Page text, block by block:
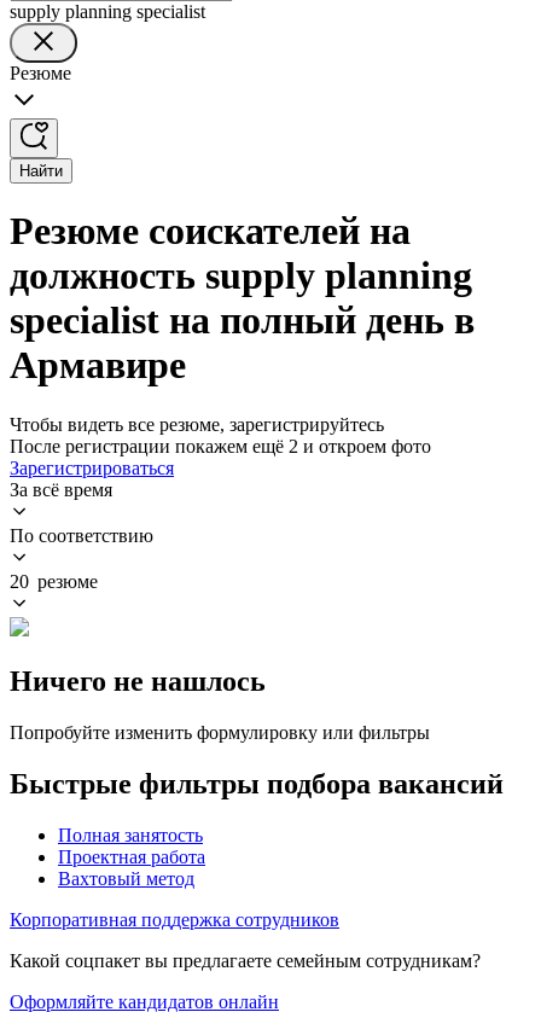
supply planning specialist
Резюме
Найти
Резюме соискателей на
должность supply planning
specialist на полный день в
Армавире
Чтобы видеть все резюме, зарегистрируйтесь
После регистрации покажем ещё 2 и откроем фото
Зарегистрироваться
За всё время
По соответствию
20 резюме
Ничего не нашлось
Попробуйте изменить формулировку или фильтры
Быстрые фильтры подбора вакансий
Полная занятость
Проектная работа
Вахтовый метод
Корпоративная поддержка сотрудников
Какой соцпакет вы предлагаете семейным сотрудникам?
Оформляйте кандидатов онлайн